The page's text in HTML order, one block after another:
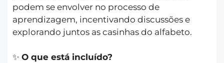
podem se envolver no processo de
aprendizagem, incentivando discussões e
explorando juntos as casinhas do alfabeto.
✨ O que está incluído?